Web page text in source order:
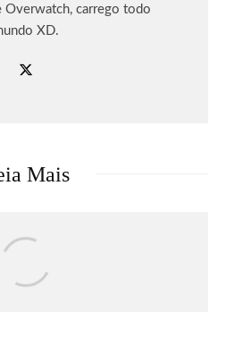
Overwatch, carrego todo
XD.
Mais
Gracie Abrams,